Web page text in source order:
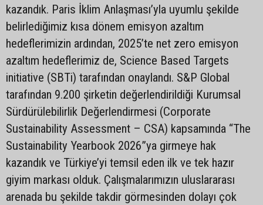
kazandık. Paris İklim Anlaşması’yla uyumlu şekilde
belirlediğimiz kısa dönem emisyon azaltım
hedeflerimizin ardından, 2025’te net zero emisyon
azaltım hedeflerimiz de, Science Based Targets
initiative (SBTi) tarafından onaylandı. S&P Global
tarafından 9.200 şirketin değerlendirildiği Kurumsal
Sürdürülebilirlik Değerlendirmesi (Corporate
Sustainability Assessment – CSA) kapsamında “The
Sustainability Yearbook 2026”ya girmeye hak
kazandık ve Türkiye’yi temsil eden ilk ve tek hazır
giyim markası olduk. Çalışmalarımızın uluslararası
arenada bu şekilde takdir görmesinden dolayı çok